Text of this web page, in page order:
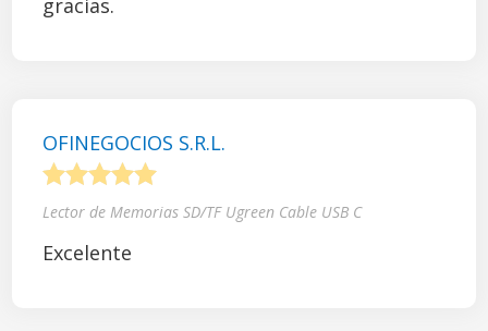
OFINEGOCIOS S.R.L.
Lector de Memorias SD/TF Ugreen Cable USB C
Excelente